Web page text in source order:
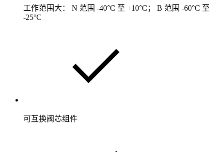
工作范围大： N 范围 -40°C 至 +10°C； B 范围 -60°C 至
-25°C
可互换阀芯组件